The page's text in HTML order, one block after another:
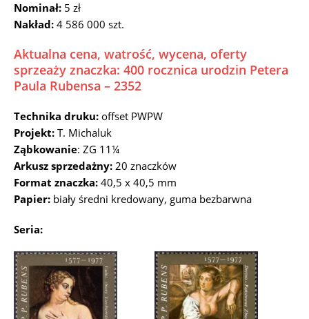
Nominał: 5 zł
Nakład: 4 586 000 szt.
Aktualna cena, watrość, wycena, oferty
sprzeaży znaczka: 400 rocznica urodzin Petera
Paula Rubensa – 2352
Technika druku: offset PWPW
Projekt: T. Michaluk
Ząbkowanie: ZG 11¼
Arkusz sprzedażny: 20 znaczków
Format znaczka: 40,5 x 40,5 mm
Papier: biały średni kredowany, guma bezbarwna
Seria: